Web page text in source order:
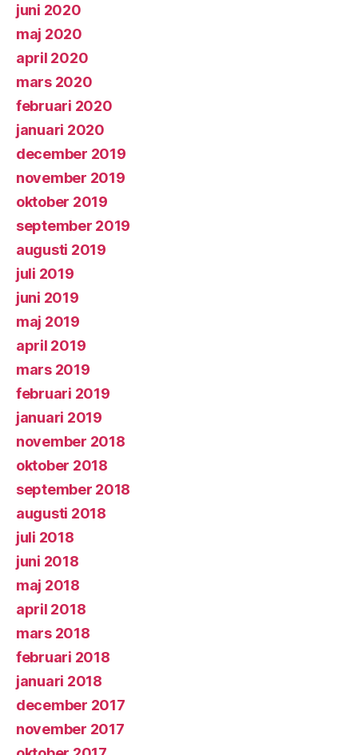
juni 2020
maj 2020
april 2020
mars 2020
februari 2020
januari 2020
december 2019
november 2019
oktober 2019
september 2019
augusti 2019
juli 2019
juni 2019
maj 2019
april 2019
mars 2019
februari 2019
januari 2019
november 2018
oktober 2018
september 2018
augusti 2018
juli 2018
juni 2018
maj 2018
april 2018
mars 2018
februari 2018
januari 2018
december 2017
november 2017